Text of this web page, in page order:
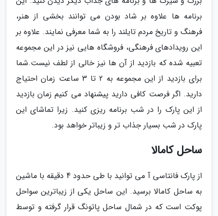
برنامه ها علاوه بر شاد بودن می توانند بخشی از هنر،
فرهنگ و تاریخ مردم تایلند را به شما معرفی نمایند. علاوه بر
این رویدادهای فرهنگی، فروشگاه هایی نیز در این مجموعه
تعبیه شده که بازدید از آن ها نیز خالی از لطف نیست.شما
برای بازدید از این مجموعه به 2 تا 3 ساعت زمان احتیاج
دارید. اگر فرصت کافی دارید پیشنهاد می کنیم زمان بازدید
از این پارک را در شب برنامه ریزی کنید. زیرا تماشای این
پارک در شب بسیار جذاب تر و زیباتر خواهد بود.
ساحل کامالا
از پارک فانتاسی آ می توانید با طی حدود 4 دقیقه با ماشین
به ساحل کامالا برسید. این ساحل یکی از زیباترین سواحل
پوکت است که در شمال ساحل پاتونگ قرار گرفته و توسط